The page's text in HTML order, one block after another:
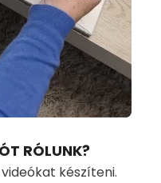
RÓLUNK?
készíteni.